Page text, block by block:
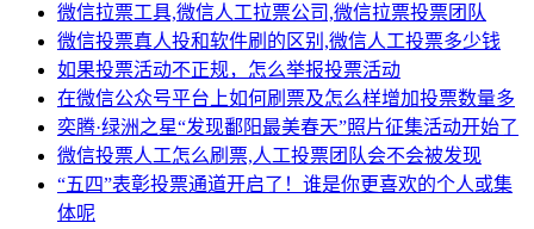
微信拉票工具,微信人工拉票公司,微信拉票投票团队
微信投票真人投和软件刷的区别,微信人工投票多少钱
如果投票活动不正规，怎么举报投票活动
在微信公众号平台上如何刷票及怎么样增加投票数量多
奕腾·绿洲之星“发现鄱阳最美春天”照片征集活动开始了
微信投票人工怎么刷票,人工投票团队会不会被发现
“五四”表彰投票通道开启了！谁是你更喜欢的个人或集
体呢